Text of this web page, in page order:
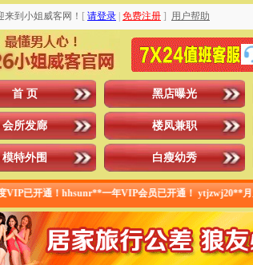
来到小姐威客网！ [ 请登录 免费注册 ] 用户帮助
首 页 黑店曝光
会所发廊 楼凤兼职
模特外围 白瘦幼秀
年VIP会员已开通！ ytjzwj20**月度